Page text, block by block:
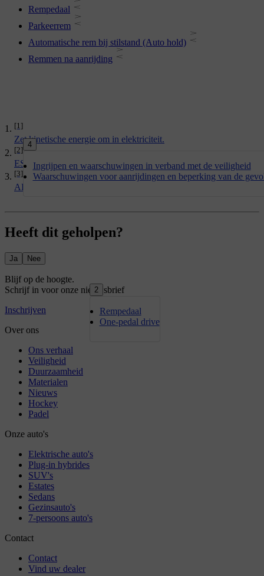
2
Rempedaal
One-pedal drive
4
Ingrijpen en waarschuwingen in verband met de veiligheid
Waarschuwingen voor aanrijdingen en beperking van de
[1]
Zet kinetische energie om in elektriciteit.
[2]
ESC
[3]
ABS
Rempedaal
Parkeerrem
Automatische rem bij stilstand (Auto hold)
Remmen na aanrijding
Heeft dit geholpen?
Ja Nee